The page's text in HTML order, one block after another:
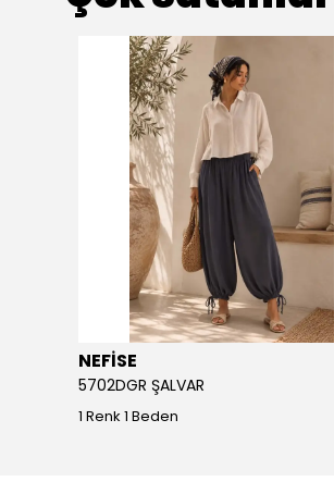
NEFİSE
5702DGR ŞALVAR
1 Renk 1 Beden